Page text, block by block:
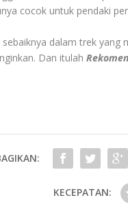
cocok untuk pendaki
dalam trek
Dan itulah
KECEPATAN: